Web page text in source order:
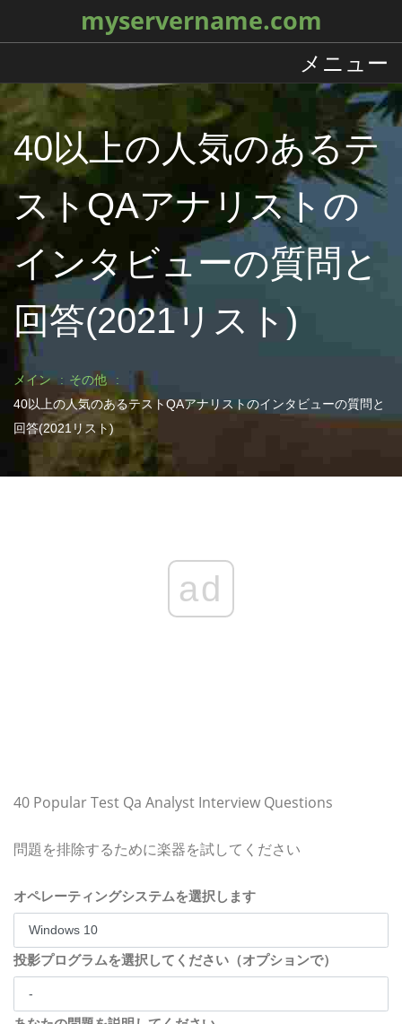
myservername.com
メニュー
40以上の人気のあるテ
ストQAアナリストの
インタビューの質問と
回答(2021リスト)
メイン
その他
40以上の人気のあるテストQAアナリストのインタビューの質問と
回答(2021リスト)
ad
40 Popular Test Qa Analyst Interview Questions
問題を排除するために楽器を試してください
オペレーティングシステムを選択します
投影プログラムを選択してください（オプションで）